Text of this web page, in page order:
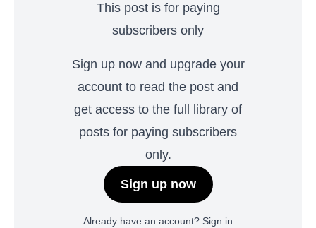
This post is for paying
subscribers only
Sign up now and upgrade your
account to read the post and
get access to the full library of
posts for paying subscribers
only.
Sign up now
Already have an account? Sign in